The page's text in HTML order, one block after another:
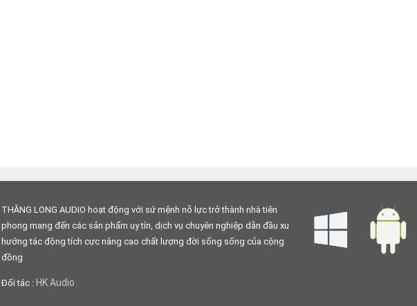
THĂNG LONG AUDIO hoạt động với sứ mệnh nỗ lực trở thành nhà tiên
phong mang đến các sản phẩm uy tín, dịch vụ chuyên nghiệp dẫn đầu xu
hướng tác động tích cực nâng cao chất lượng đời sống sống của cộng
đồng
Đối tác : HK Audio